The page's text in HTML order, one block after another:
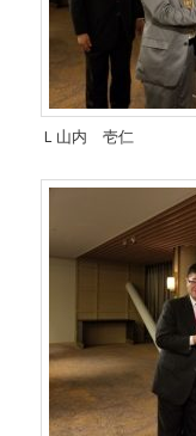
Ｌ山内 壱仁